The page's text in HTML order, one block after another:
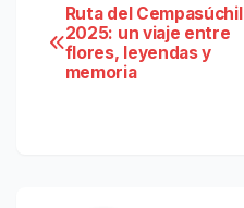
Navegación
de
Ruta del Cempasúchil
2025: un viaje entre
flores, leyendas y
memoria